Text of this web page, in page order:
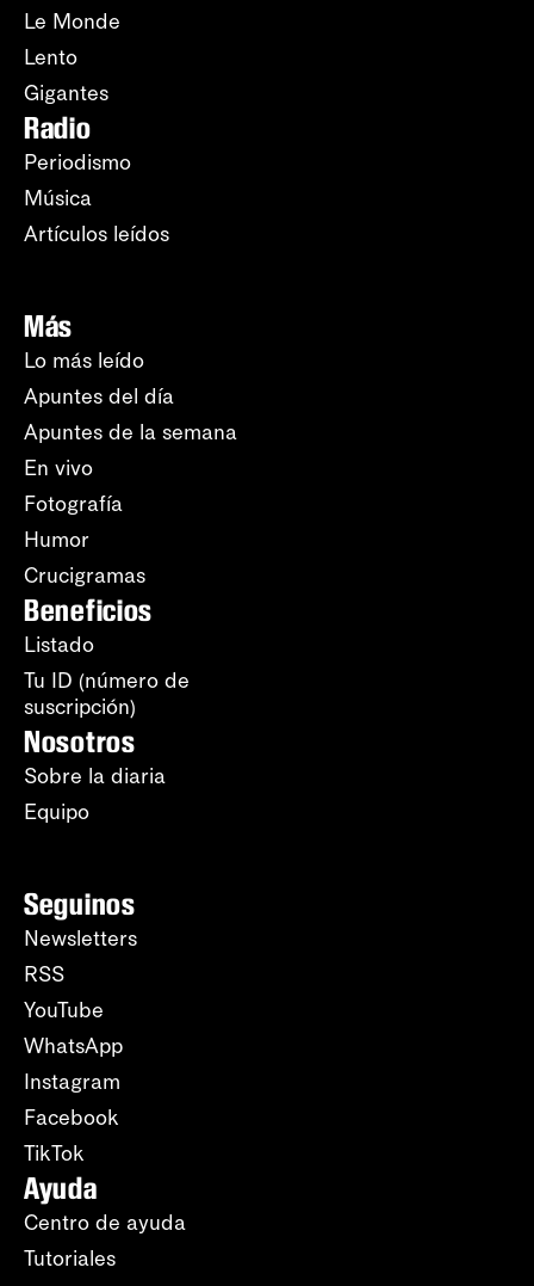
Le Monde
Lento
Gigantes
Radio
Periodismo
Música
Artículos leídos
Más
Lo más leído
Apuntes del día
Apuntes de la semana
En vivo
Fotografía
Humor
Crucigramas
Beneficios
Listado
Tu ID (número de
suscripción)
Nosotros
Sobre la diaria
Equipo
Seguinos
Newsletters
RSS
YouTube
WhatsApp
Instagram
Facebook
TikTok
Ayuda
Centro de ayuda
Tutoriales